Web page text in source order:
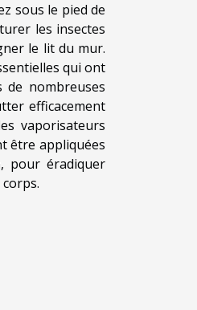
sous le pied de
les insectes
le lit du mur.
qui ont
nombreuses
efficacement
vaporisateurs
être appliquées
pour éradiquer